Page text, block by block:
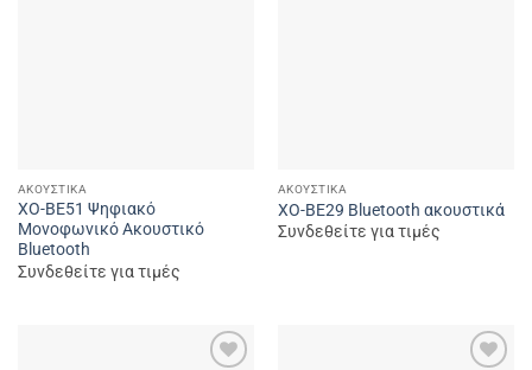
ΑΚΟΥΣΤΙΚΆ
XO-BE51 Ψηφιακό
Μονοφωνικό Ακουστικό
Bluetooth
Συνδεθείτε για τιμές
ΑΚΟΥΣΤΙΚΆ
XO-ΒΕ29 Bluetooth ακουστικά
Συνδεθείτε για τιμές